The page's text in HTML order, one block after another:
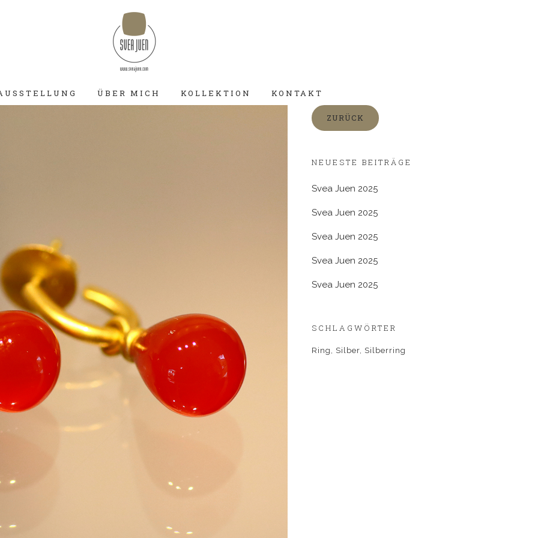
ÜBER MICH KOLLEKTION KONTAKT
ZURÜCK
NEUESTE BEITRÄGE
Svea Juen 2025
Svea Juen 2025
Svea Juen 2025
Svea Juen 2025
Svea Juen 2025
SCHLAGWÖRTER
Ring Silber Silberring